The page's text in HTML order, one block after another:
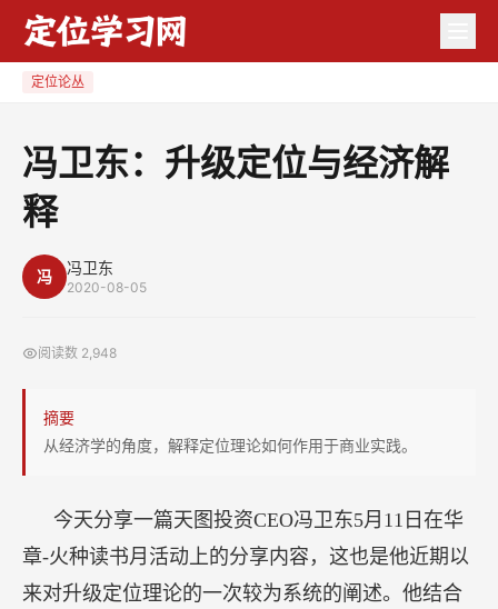
东：定位论丛
冯卫东：升级定位与经济解
释
冯 冯卫东
2020-08-05
阅读数 2,948
摘要
从经济学的角度，解释定位理论如何作用于商业实践。
今天分享一篇天图投资CEO冯卫东5月11日在华
章-火种读书月活动上的分享内容，这也是他近期以
来对升级定位理论的一次较为系统的阐述。他结合